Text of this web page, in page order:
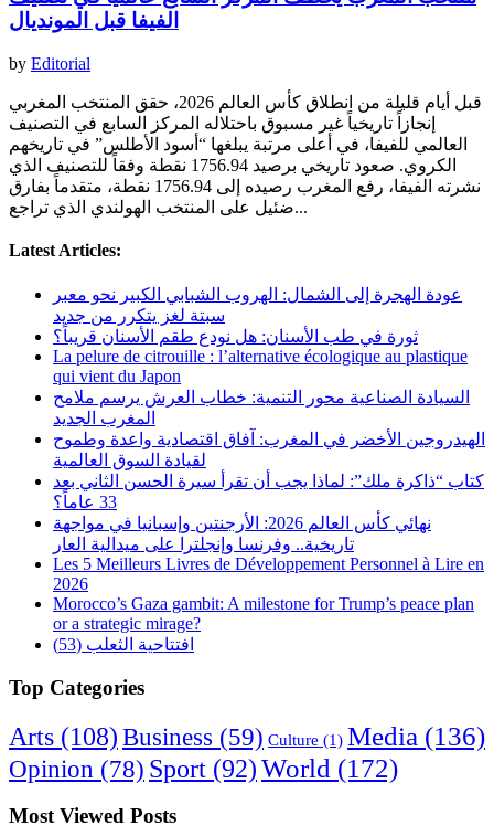
الفيفا قبل المونديال
by Editorial
قبل أيام قليلة من انطلاق كأس العالم 2026، حقق المنتخب المغربي
إنجازاً تاريخياً غير مسبوق باحتلاله المركز السابع في التصنيف
العالمي للفيفا، في أعلى مرتبة يبلغها “أسود الأطلس” في تاريخهم
الكروي. صعود تاريخي برصيد 1756.94 نقطة وفقاً للتصنيف الذي
نشرته الفيفا، رفع المغرب رصيده إلى 1756.94 نقطة، متقدماً بفارق
ضئيل على المنتخب الهولندي الذي تراجع...
Latest Articles:
عودة الهجرة إلى الشمال: الهروب الشبابي الكبير نحو معبر
سبتة لغز يتكرر من جديد
ثورة في طب الأسنان: هل نودع طقم الأسنان قريباً؟
La pelure de citrouille : l’alternative écologique au plastique
qui vient du Japon
السيادة الصناعية محور التنمية: خطاب العرش يرسم ملامح
المغرب الجديد
الهيدروجين الأخضر في المغرب: آفاق اقتصادية واعدة وطموح
لقيادة السوق العالمية
كتاب “ذاكرة ملك”: لماذا يجب أن تقرأ سيرة الحسن الثاني بعد
33 عاماً؟
نهائي كأس العالم 2026: الأرجنتين وإسبانيا في مواجهة
تاريخية.. وفرنسا وإنجلترا على ميدالية العار
Les 5 Meilleurs Livres de Développement Personnel à Lire en
2026
Morocco’s Gaza gambit: A milestone for Trump’s peace plan
or a strategic mirage?
افتتاحية الثعلب (53)
Top Categories
Arts (108) Business (59) Culture (1) Media (136)
Opinion (78) Sport (92)World (172)
Most Viewed Posts